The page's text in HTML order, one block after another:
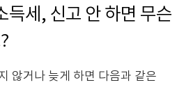
세, 신고 안 하면 무슨
않거나 늦게 하면 다음과 같은